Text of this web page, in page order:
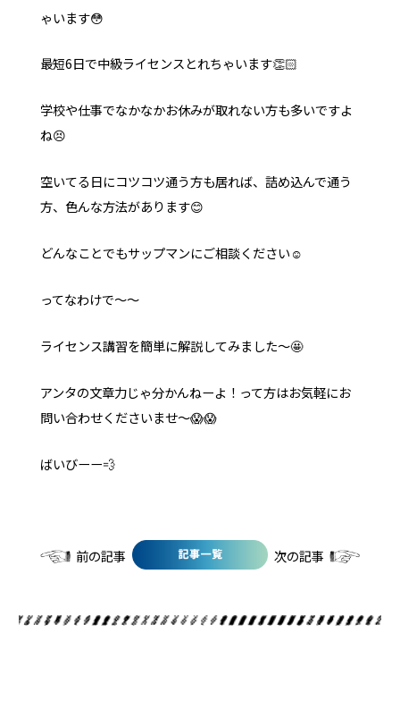
ゃいます😳
最短6日で中級ライセンスとれちゃいます👏🏻
学校や仕事でなかなかお休みが取れない方も多いですよ
ね😣
空いてる日にコツコツ通う方も居れば、詰め込んで通う
方、色んな方法があります😊
どんなことでもサップマンにご相談ください☺️
ってなわけで〜〜
ライセンス講習を簡単に解説してみました〜🤩
アンタの文章力じゃ分かんねーよ！って方はお気軽にお
問い合わせくださいませ〜😱😱
ばいびーー💨
前の記事 次の記事